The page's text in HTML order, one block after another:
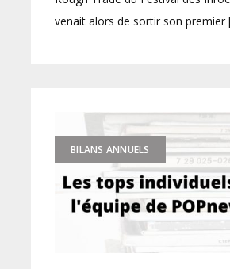
venait alors de sortir son premier
BILANS ANNUELS